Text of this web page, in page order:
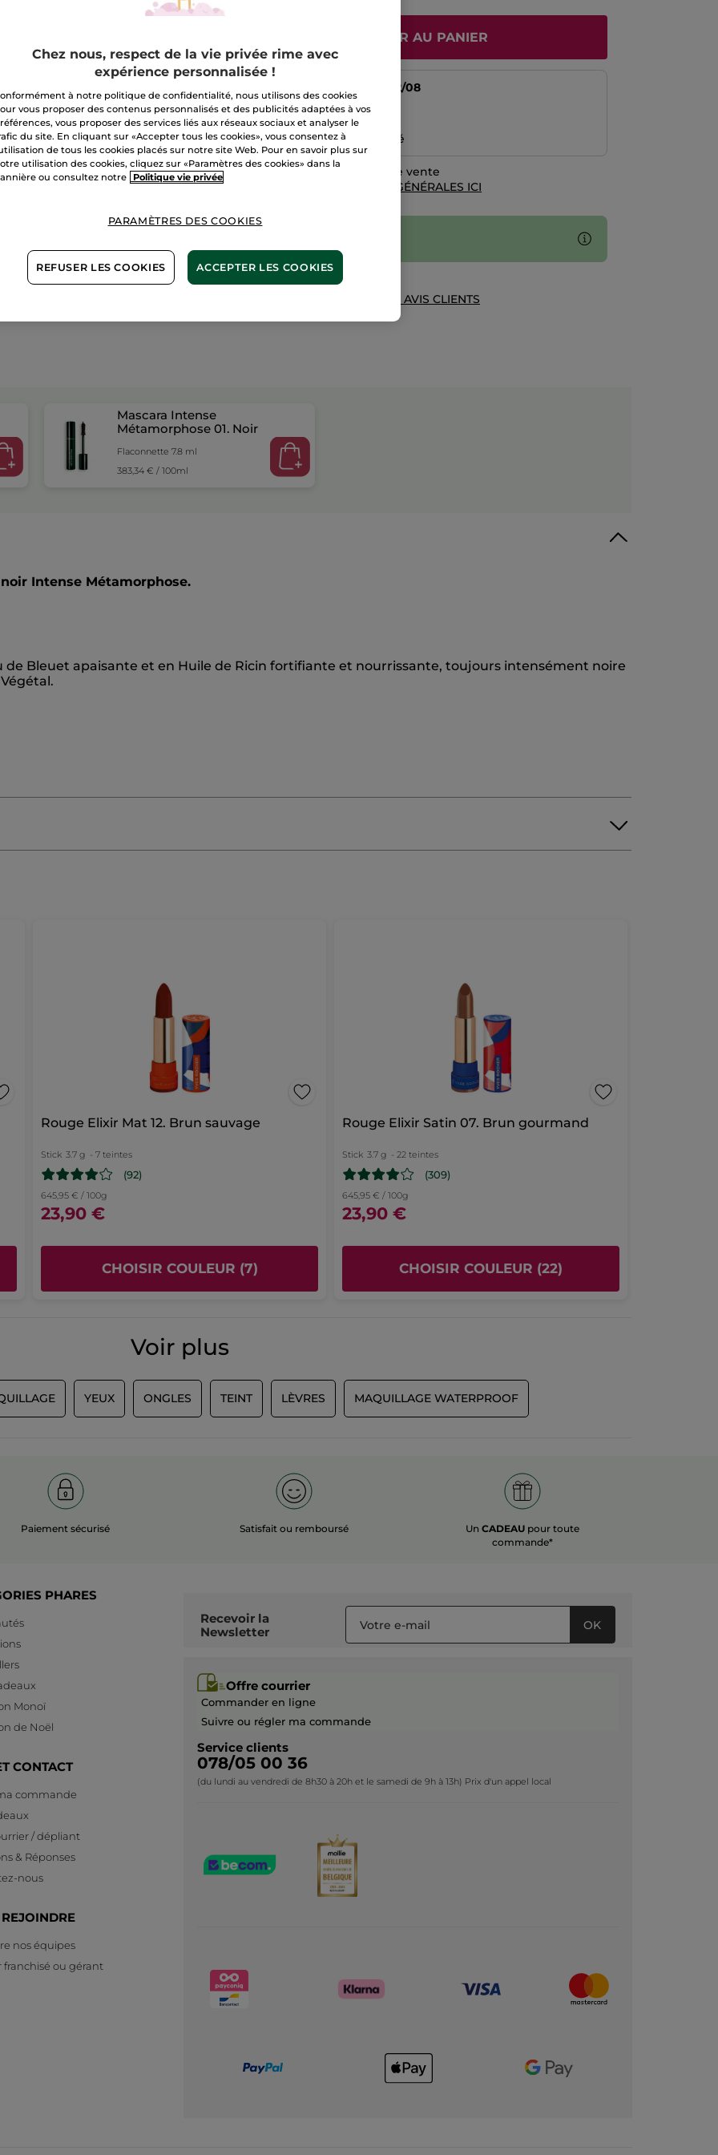
Mascara
AJOUTER AU PANIER
12/08
Paiement sécurisé
Satisfait ou remboursé
Conditions générales de vente
VOIR LES CONDITIONS GÉNÉRALES ICI
Avis clients
VOIR LA POLITIQUE DES AVIS CLIENTS
Mascara Intense
Métamorphose 01. Noir
Flaconnette 7.8 ml
383,34 € / 100ml
noir Intense Métamorphose.
de Bleuet apaisante et en Huile de Ricin fortifiante et nourrissante, toujours intensément noire
Rouge Elixir Mat 12. Brun sauvage
Stick 3.7 g - 7 teintes
(92)
645,95 € / 100g
23,90 €
CHOISIR COULEUR (7)
Rouge Elixir Satin 07. Brun gourmand
Stick 3.7 g - 22 teintes
(309)
645,95 € / 100g
23,90 €
CHOISIR COULEUR (22)
Voir plus
YEUX ONGLES TEINT LÈVRES MAQUILLAGE WATERPROOF
Paiement sécurisé Satisfait ou remboursé Un CADEAUpour toute
commande*
PHARES
Monoï
de Noël
CONTACT
commande
/ dépliant
& Réponses
nous
nos équipes
franchisé ou gérant
Recevoir la
Newsletter
OK
Offre courrier
Commander en ligne
Suivre ou régler ma commande
Service clients
078/05 00 36
(du lundi au vendredi de 8h30 à 20h et le samedi de 9h à 13h) Prix d'un appel local
Chez nous, respect de la vie privée rime avec
expérience personnalisée !
à notre politique de confidentialité, nous utilisons des cookies
vous proposer des contenus personnalisés et des publicités adaptées à vos
vous proposer des services liés aux réseaux sociaux et analyser le
du site. En cliquant sur «Accepter tous les cookies», vous consentez à
de tous les cookies placés sur notre site Web. Pour en savoir plus sur
utilisation des cookies, cliquez sur «Paramètres des cookies» dans la
ou consultez notre
Politique vie privée
PARAMÈTRES DES COOKIES
REFUSER LES COOKIES ACCEPTER LES COOKIES